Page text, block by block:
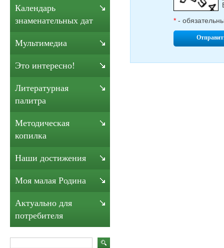
* -
Календарь
знаменательных дат
Мультимедиа
Это интересно!
Литературная
палитра
Методическая
копилка
Наши достижения
Моя малая Родина
Актуально для
потребителя